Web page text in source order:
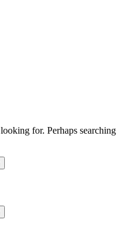
for. Perhaps searching